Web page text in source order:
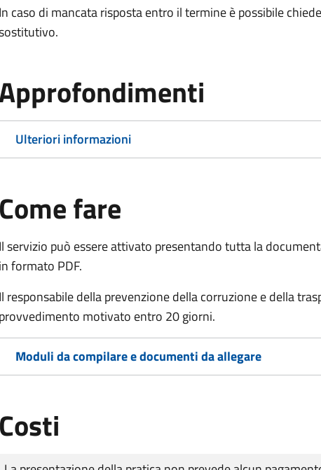
In caso di mancata risposta entro il termine è possibile
Ulteriori informazioni
Come fare
Il servizio può essere attivato presentando tutta la
in formato PDF.
Il responsabile della prevenzione della corruzione e della
provvedimento motivato entro 20 giorni.
Moduli da compilare e documenti da allegare
Costi
Tipo di pagamento
Importo